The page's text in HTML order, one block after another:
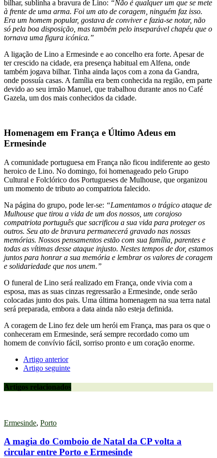
bilhar, sublinha a bravura de Lino: “Não é qualquer um que se mete
à frente de uma arma. Foi um ato de coragem, ninguém faz isso.
Era um homem popular, gostava de conviver e fazia-se notar, não
só pela boa disposição, mas também pelo inseparável chapéu que o
tornava uma figura icónica.”
A ligação de Lino a Ermesinde e ao concelho era forte. Apesar de
ter crescido na cidade, era presença habitual em Alfena, onde
também jogava bilhar. Tinha ainda laços com a zona da Gandra,
onde possuía casas. A família era bem conhecida na região, em parte
devido ao seu irmão Manuel, que trabalhou durante anos no Café
Gazela, um dos mais conhecidos da cidade.
Homenagem em França e Último Adeus em
Ermesinde
A comunidade portuguesa em França não ficou indiferente ao gesto
heroico de Lino. No domingo, foi homenageado pelo Grupo
Cultural e Folclórico dos Portugueses de Mulhouse, que organizou
um momento de tributo ao compatriota falecido.
Na página do grupo, pode ler-se: “Lamentamos o trágico ataque de
Mulhouse que tirou a vida de um dos nossos, um corajoso
compatriota português que sacrificou a sua vida para proteger os
outros. Seu ato de bravura permanecerá gravado nas nossas
memórias. Nossos pensamentos estão com sua família, parentes e
todas as vítimas desse ataque injusto. Nestes tempos de dor, estamos
juntos para honrar a sua memória e lembrar os valores de coragem
e solidariedade que nos unem.”
O funeral de Lino será realizado em França, onde vivia com a
esposa, mas as suas cinzas regressarão a Ermesinde, onde serão
colocadas junto dos pais. Uma última homenagem na sua terra natal
será preparada, embora a data ainda não esteja definida.
A coragem de Lino fez dele um herói em França, mas para os que o
conheceram em Ermesinde, será sempre recordado como um
homem de convívio fácil, sorriso pronto e um coração enorme.
Artigo anterior
Artigo seguinte
Artigos relacionados
Ermesinde, Porto
A magia do Comboio de Natal da CP volta a
circular entre Porto e Ermesinde